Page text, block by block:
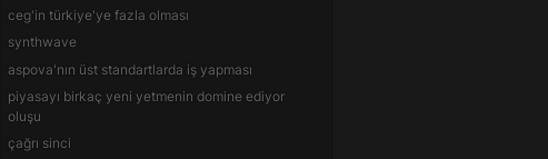
ceg'in türkiye'ye fazla olması
synthwave
aspova'nın üst standartlarda iş yapması
piyasayı birkaç yeni yetmenin domine ediyor
oluşu
çağrı sinci